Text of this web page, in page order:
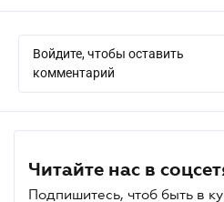
Войдите, чтобы оставить
комментарий
Читайте нас в
Подпишитесь, чтоб быть в